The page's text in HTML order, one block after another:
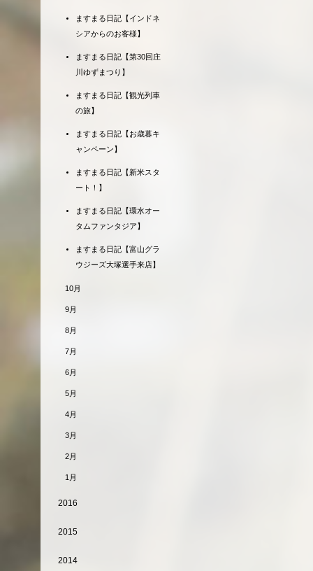
ますまる日記【インドネ
シアからのお客様】
ますまる日記【第30回庄
川ゆずまつり】
ますまる日記【観光列車
の旅】
ますまる日記【お歳暮キ
ャンペーン】
ますまる日記【新米スタ
ート！】
ますまる日記【環水オー
タムファンタジア】
ますまる日記【富山グラ
ウジーズ大塚選手来店】
10月
9月
8月
7月
6月
5月
4月
3月
2月
1月
2016
2015
2014